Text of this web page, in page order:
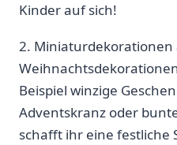
Kinder⁢ auf sich!
2. Miniaturdekorationen
Beispiel winzige
Adventskranz oder
schafft ihr eine festliche